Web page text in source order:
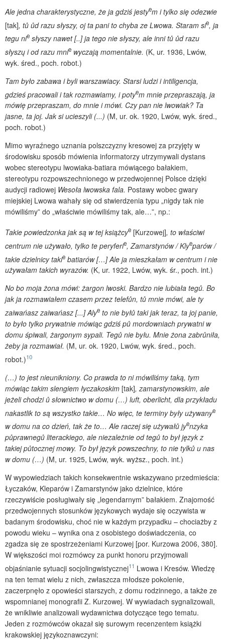
Ale jedna charakterystyczne, że ja gdziś jestyem i tylko się odezwie
[tak], tů ůd razu słyszy, oj ta pani to chyba ze Lwowa. Staram sie, ja
tegu nie słyszy nawet [..] ja tego nie słyszy, ale inni tů ůd razu
słyszų i od razu mnie wyczają momentalnie. (K, ur. 1936, Lwów,
wyk. śred., poch. robot.)
Tam było zabawa i byli warszawiacy. Starsi ludzi i intiligencja,
gdzieś pracowali i tak rozmawiamy, i potyem mnie przepraszają, ja
mówię przepraszam, do mnie i mówi. Czy pan nie lwowiak? Ta
jasne, ta joj. Jak si ucieszyli (...) (M, ur. ok. 1920, Lwów, wyk. śred.,
poch. robot.)
Mimo wyraźnego uznania polszczyzny kresowej za przyjęty w
środowisku sposób mówienia informatorzy utrzymywali dystans
wobec stereotypu lwowiaka-batiara mówiącego bałakiem,
stereotypu rozpowszechnionego w przedwojennej Polsce dzięki
audycji radiowej Wesoła lwowska fala. Postawy wobec gwary
miejskiej Lwowa wahały się od stwierdzenia typu „nigdy tak nie
mówiliśmy” do „właściwie mówiliśmy tak, ale…”, np.:
Takie powiedzonka jak są w tej książcye [Kurzowej], to właściwi
centrum nie używało, tylko te peryferie, Zamarstynów / Klyeparów /
takie dzielnicy takie batiarów […] Ale ja mieszkałam w centrum i nie
używałam takich wyrazów. (K, ur. 1922, Lwów, wyk. śr., poch. int.)
No bo moja żona mówi: żargon lwoski. Bardzo nie lubiała tegů. Bo
jak ja rozmawiałem czasem przez telefůn, tů mnie mówi, ale ty
zaiwańasz zaiwańasz [...] Alye to nie byłů taki jak teraz, ta joj panie,
to było tylko prywatnie mówiąc gdziś pů mordowniach prywatni w
domu śpiwali, żargonym sypali. Tegů nie byłu. Mnie żona zabrůniła,
żeby ja rozmawiał. (M, ur. ok. 1920, Lwów, wyk. śred., poch.
robot.)10
(…) to jest nieunikniony. Co prawda to ni mówiliśmy taką, tym
mówiąc takim slengiem łyczakoskim [tak], zamarstynowskim, ale
jeżeli chodzi ů słownictwo w domu (…) luft, oberlicht, dla przykładu
nakastlik to są wszystko takie… No więc, te terminy były używanye
w domu na co dzień, tak że to… Ale raczej się używałů jyenzyka
půprawnegů literackiego, ale niezależnie od tegů to był język z
takiej půtocznej mowy. To był język powszechny, to nie tylků u nas
w domu (…) (M, ur. 1925, Lwów, wyk. wyższ., poch. int.)
W wypowiedziach takich konsekwentnie wskazywano przedmieścia:
Łyczaków, Kleparów i Zamarstynów jako dzielnice, które
rzeczywiście posługiwały się „legendarnym” bałakiem. Znajomość
przedwojennych stosunków językowych wydaje się oczywista w
badanym środowisku, choć nie w każdym przypadku – chociażby z
powodu wieku – wynika ona z osobistego doświadczenia, co
zgadza się ze spostrzeżeniami Kurzowej [por. Kurzowa 2006, 380].
W większości moi rozmówcy za punkt honoru przyjmowali
objaśnianie sytuacji socjolingwistycznej11 Lwowa i Kresów. Wiedzę
na ten temat wielu z nich, zwłaszcza młodsze pokolenie,
zaczerpnęło z opowieści starszych, z domu rodzinnego, a także ze
wspomnianej monografii Z. Kurzowej. W wywiadach sygnalizowali,
że wnikliwie analizowali wydawnictwa dotyczące tego tematu.
Jeden z rozmówców okazał się surowym recenzentem książki
krakowskiej językoznawczyni: